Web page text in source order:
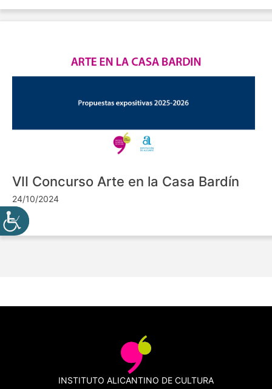
VII Concurso Arte en la Casa Bardín
24/10/2024
INSTITUTO ALICANTINO DE CULTURA